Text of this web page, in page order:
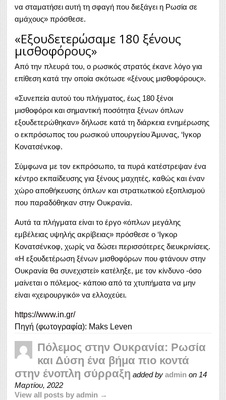
να σταματήσει αυτή τη σφαγή που διεξάγει η Ρωσία σε
αμάχους» πρόσθεσε.
«Εξουδετερώσαμε 180 ξένους
μισθοφόρους»
Από την πλευρά του, ο ρωσικός στρατός έκανε λόγο για
επίθεση κατά την οποία σκότωσε «ξένους μισθοφόρους».
«Συνεπεία αυτού του πλήγματος, έως 180 ξένοι
μισθοφόροι και σημαντική ποσότητα ξένων όπλων
εξουδετερώθηκαν» δήλωσε κατά τη διάρκεια ενημέρωσης
ο εκπρόσωπος του ρωσικού υπουργείου Άμυνας, ‘Ιγκορ
Κονατσένκοφ.
Σύμφωνα με τον εκπρόσωπο, τα πυρά κατέστρεψαν ένα
κέντρο εκπαίδευσης για ξένους μαχητές, καθώς και έναν
χώρο αποθήκευσης όπλων και στρατιωτικού εξοπλισμού
που παραδόθηκαν στην Ουκρανία.
Αυτά τα πλήγματα είναι το έργο «όπλων μεγάλης
εμβέλειας υψηλής ακρίβειας» πρόσθεσε ο ‘Ιγκορ
Κονατσένκοφ, χωρίς να δώσει περισσότερες διευκρινίσεις.
«Η εξουδετέρωση ξένων μισθοφόρων που φτάνουν στην
Ουκρανία θα συνεχιστεί» κατέληξε, με τον κίνδυνο -όσο
μαίνεται ο πόλεμος- κάποιο από τα χτυπήματα να μην
είναι «χειρουργικό» να ελλοχεύει.
https://www.in.gr/
Πηγή (φωτογραφία): Maks Leven
Πόλεμος στην Ουκρανία: Ρωσία
και Δύση ένα βήμα πιο κοντά
στην ένοπλη σύρραξη added by admin on 14
Μαρτίου, 2022
View all posts by admin →